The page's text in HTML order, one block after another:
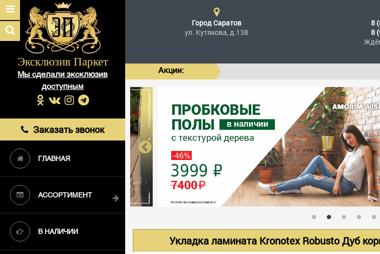
Эксклюзив Паркет
Мы сделали эксклюзив
доступным
Заказать звонок
ГЛАВНАЯ
АССОРТИМЕНТ
В НАЛИЧИИ
ГородСаратов
ул. Кутякова, д.138
8
8
Акции:
Укладка ламината Kronotex Robusto Дуб